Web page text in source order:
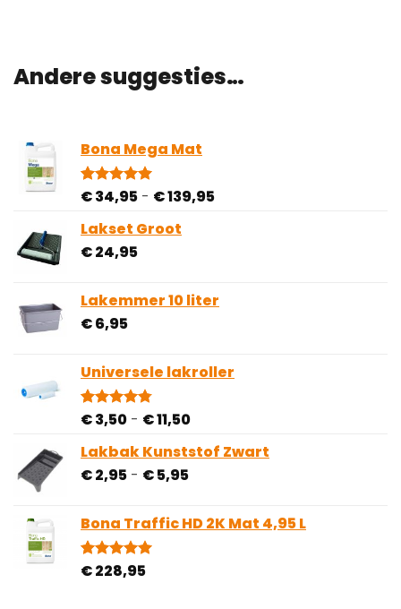
Andere suggesties…
Bona Mega Mat
Gewaardeerd
gebaseerd
op
2
klantbeoordelingen
€34,95 - €139,95Prijsklasse:
Lakset Groot
€24,95
Lakemmer 10 liter
€6,95
Universele lakroller
Gewaardeerd
gebaseerd
op
4
klantbeoordelingen
€3,50 - €11,50Prijsklasse:
tot
Lakbak Kunststof Zwart
€2,95 - €5,95Prijsklasse:
€ 5,95
Bona Traffic HD 2K Mat 4,95 L
Gewaardeerd
1
€228,95